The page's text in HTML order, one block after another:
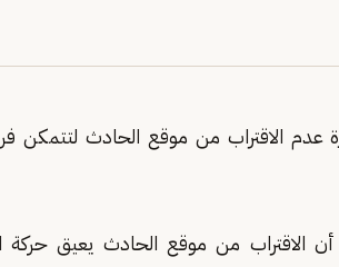
عدم الاقتراب من موقع الحادث لتتمكن
الاقتراب من موقع الحادث يعيق